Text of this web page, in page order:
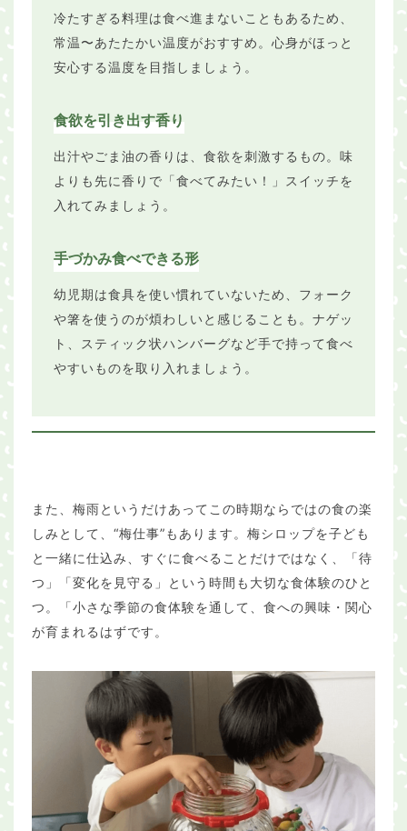
冷たすぎる料理は食べ進まないこともあるため、
常温〜あたたかい温度がおすすめ。心身がほっと
安心する温度を目指しましょう。
食欲を引き出す香り
出汁やごま油の香りは、食欲を刺激するもの。味
よりも先に香りで「食べてみたい！」スイッチを
入れてみましょう。
手づかみ食べできる形
幼児期は食具を使い慣れていないため、フォーク
や箸を使うのが煩わしいと感じることも。ナゲッ
ト、スティック状ハンバーグなど手で持って食べ
やすいものを取り入れましょう。
また、梅雨というだけあってこの時期ならではの食の楽
しみとして、“梅仕事”もあります。梅シロップを子ども
と一緒に仕込み、すぐに食べることだけではなく、「待
つ」「変化を見守る」という時間も大切な食体験のひと
つ。「小さな季節の食体験を通して、食への興味・関心
が育まれるはずです。